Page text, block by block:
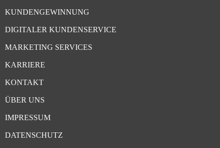
KUNDENGEWINNUNG
DIGITALER KUNDENSERVICE
MARKETING SERVICES
KARRIERE
KONTAKT
ÜBER UNS
IMPRESSUM
DATENSCHUTZ